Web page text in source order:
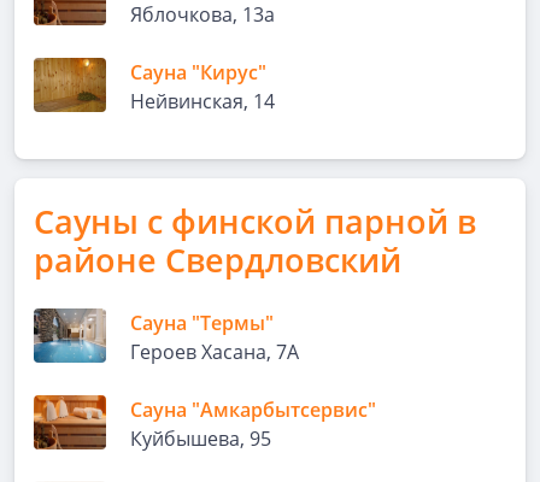
Яблочкова, 13а
Сауна "Кирус"
Нейвинская, 14
Сауны с финской парной в
районе Свердловский
Сауна "Термы"
Героев Хасана, 7А
Сауна "Амкарбытсервис"
Куйбышева, 95